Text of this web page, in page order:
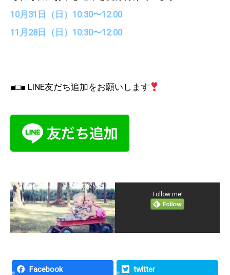
10月31日（日）10:30〜12:00
11月28日（日）10:30〜12:00
■□■ LINE友だち追加をお願いします
Follow me!
Facebook twitter